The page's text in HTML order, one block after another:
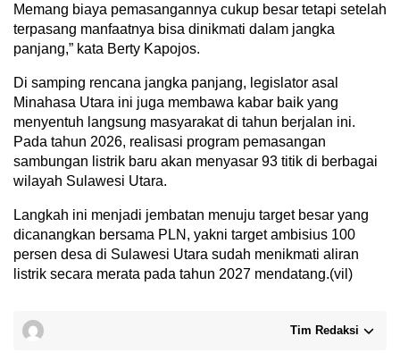
Memang biaya pemasangannya cukup besar tetapi setelah
terpasang manfaatnya bisa dinikmati dalam jangka
panjang,” kata Berty Kapojos.
​Di samping rencana jangka panjang, legislator asal
Minahasa Utara ini juga membawa kabar baik yang
menyentuh langsung masyarakat di tahun berjalan ini.
Pada tahun 2026, realisasi program pemasangan
sambungan listrik baru akan menyasar 93 titik di berbagai
wilayah Sulawesi Utara.
​Langkah ini menjadi jembatan menuju target besar yang
dicanangkan bersama PLN, yakni target ambisius 100
persen desa di Sulawesi Utara sudah menikmati aliran
listrik secara merata pada tahun 2027 mendatang.(vil)
Tim Redaksi